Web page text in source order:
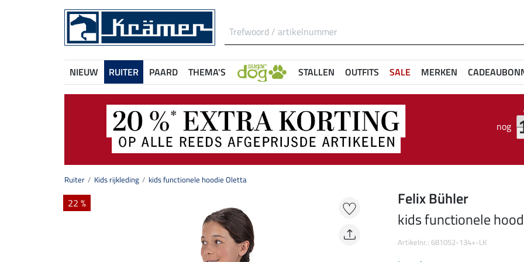
NIEUW RUITER PAARD THEMA'S STALLEN OUTFITS SALE MERKEN
nog
Ruiter Kids rijkleding kids functionele hoodie Oletta
22 %
Felix Bühler
kids functionele
Artikelnr.: 681052-134+-LK